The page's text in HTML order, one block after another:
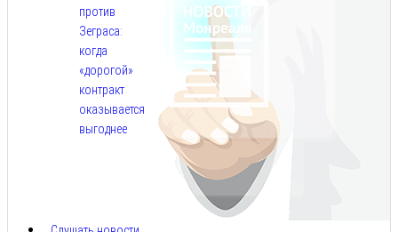
против
Зеграса:
когда
«дорогой»
контракт
оказывается
выгоднее